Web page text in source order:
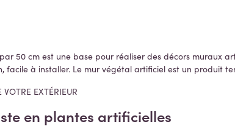
50 cm est une base pour réaliser des décors muraux
facile à installer. Le mur végétal artificiel est un produit
EXTÉRIEUR
en plantes artificielles